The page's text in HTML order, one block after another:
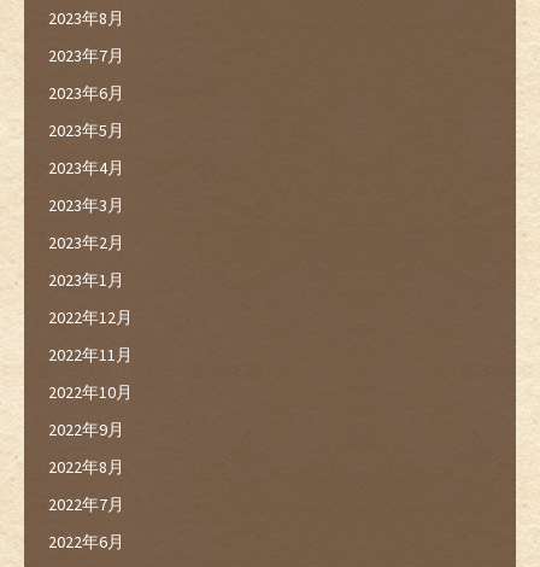
2023年8月
2023年7月
2023年6月
2023年5月
2023年4月
2023年3月
2023年2月
2023年1月
2022年12月
2022年11月
2022年10月
2022年9月
2022年8月
2022年7月
2022年6月